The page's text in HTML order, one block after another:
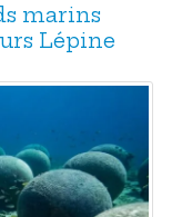
marins
Lépine